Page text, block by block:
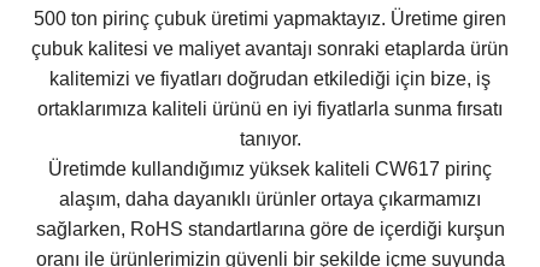
500 ton pirinç çubuk üretimi yapmaktayız. Üretime giren
çubuk kalitesi ve maliyet avantajı sonraki etaplarda ürün
kalitemizi ve fiyatları doğrudan etkilediği için bize, iş
ortaklarımıza kaliteli ürünü en iyi fiyatlarla sunma fırsatı
tanıyor.
Üretimde kullandığımız yüksek kaliteli CW617 pirinç
alaşım, daha dayanıklı ürünler ortaya çıkarmamızı
sağlarken, RoHS standartlarına göre de içerdiği kurşun
oranı ile ürünlerimizin güvenli bir şekilde içme suyunda